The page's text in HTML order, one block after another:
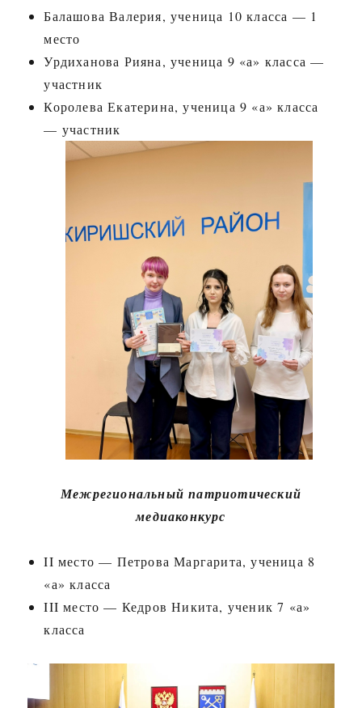
Балашова Валерия, ученица 10 класса — 1
место
Урдиханова Рияна, ученица 9 «а» класса —
участник
Королева Екатерина, ученица 9 «а» класса
— участник
Межрегиональный патриотический
медиаконкурс
II место — Петрова Маргарита, ученица 8
«а» класса
III место — Кедров Никита, ученик 7 «а»
класса